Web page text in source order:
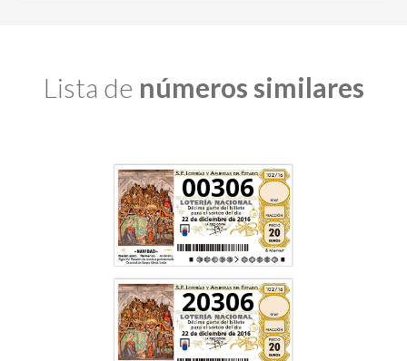
Lista de números similares
00306
20306